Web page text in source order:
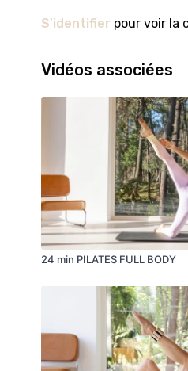
médical ou à des conseils
S'identifierpour voir la
Vidéos associées
24 min PILATES FULL BODY